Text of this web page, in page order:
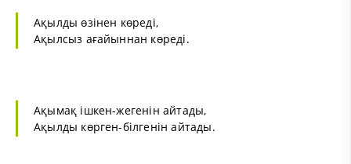
Ақылды өзінен көреді,
Ақылсыз ағайыннан көреді.
Ақымақ ішкен-жегенін айтады,
Ақылды көрген-білгенін айтады.